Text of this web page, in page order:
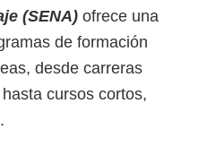
(SENA) ofrece una
de formación
desde carreras
cursos cortos,